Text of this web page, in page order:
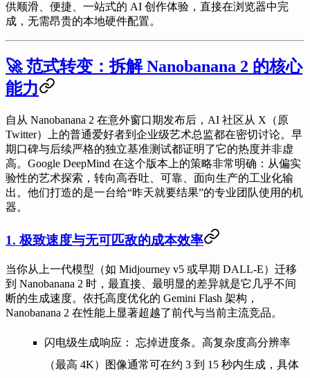
供顺滑、便捷、一站式的 AI 创作体验，直接在浏览器中完
成，无需昂贵的本地硬件配置。
🚀 范式转变：拆解 Nanobanana 2 的核心
能力
自从 Nanobanana 2 在意外窗口期发布后，AI 社区从 X（原
Twitter）上的普通爱好者到企业级艺术总监都在密切讨论。早
期口碑与后续严格的独立基准测试都证明了它的热度并非虚
高。Google DeepMind 在这个版本上的策略非常明确：从偏实
验性的艺术探索，转向高吞吐、可靠、面向生产的工业化输
出。他们打造的是一台给“昨天就要结果”的专业团队使用的机
器。
1. 极致速度与无可匹敌的成本效率
当你从上一代模型（如 Midjourney v5 或早期 DALL-E）迁移
到 Nanobanana 2 时，最直接、最明显的差异就是它几乎不间
断的生成速度。依托高度优化的 Gemini Flash 架构，
Nanobanana 2 在性能上显著超越了前代与当前主流竞品。
闪电级生成响应：
忘掉进度条。高复杂度高分辨率
（最高 4K）图像通常可在约 3 到 15 秒内生成，具体